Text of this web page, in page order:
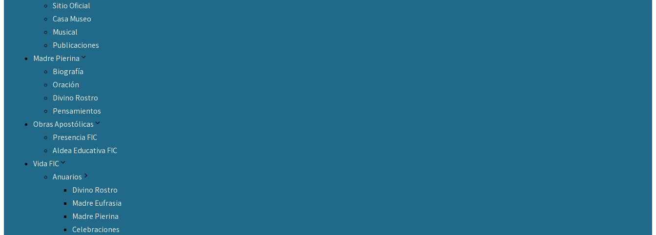
Sitio Oficial
Casa Museo
Musical
Publicaciones
Madre Pierina
Biografía
Oración
Divino Rostro
Pensamientos
Obras Apostólicas
Presencia FIC
Aldea Educativa FIC
Vida FIC
Anuarios
Divino Rostro
Madre Eufrasia
Madre Pierina
Celebraciones